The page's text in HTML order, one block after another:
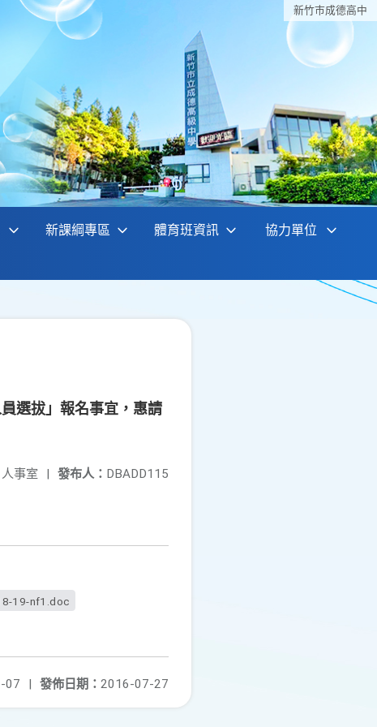
新竹巿成德高中
新課綱專區 體育班資訊 協力單位
選拔」報名事宜，惠請
發布人： DBADD115
人事室 |
19-nf1.doc
發佈日期： 2016-07-27
07 |